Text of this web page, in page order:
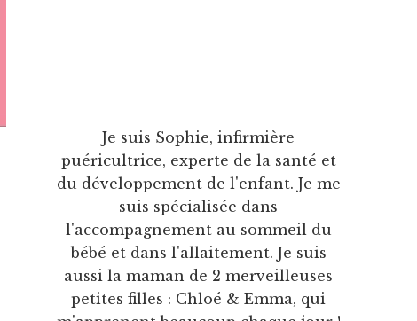
Je suis Sophie, infirmière
puéricultrice, experte de la santé et
du développement de l'enfant. Je me
suis spécialisée dans
l'accompagnement au sommeil du
bébé et dans l'allaitement. Je suis
aussi la maman de 2 merveilleuses
petites filles : Chloé & Emma, qui